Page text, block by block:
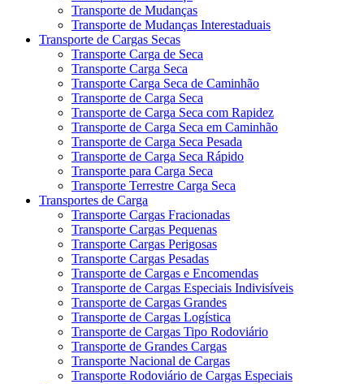
Transporte de Mudanças
Transporte de Mudanças Interestaduais
Transporte de Cargas Secas
Transporte Carga de Seca
Transporte Carga Seca
Transporte Carga Seca de Caminhão
Transporte de Carga Seca
Transporte de Carga Seca com Rapidez
Transporte de Carga Seca em Caminhão
Transporte de Carga Seca Pesada
Transporte de Carga Seca Rápido
Transporte para Carga Seca
Transporte Terrestre Carga Seca
Transportes de Carga
Transporte Cargas Fracionadas
Transporte Cargas Pequenas
Transporte Cargas Perigosas
Transporte Cargas Pesadas
Transporte de Cargas e Encomendas
Transporte de Cargas Especiais Indivisíveis
Transporte de Cargas Grandes
Transporte de Cargas Logística
Transporte de Cargas Tipo Rodoviário
Transporte de Grandes Cargas
Transporte Nacional de Cargas
Transporte Rodoviário de Cargas Especiais